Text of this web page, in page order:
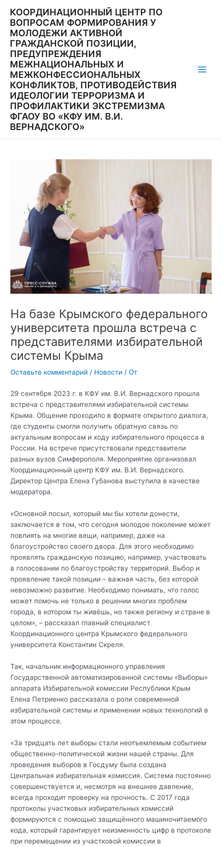
содержимому
КООРДИНАЦИОННЫЙ ЦЕНТР ПО
ВОПРОСАМ ФОРМИРОВАНИЯ У
МОЛОДЕЖИ АКТИВНОЙ
ГРАЖДАНСКОЙ ПОЗИЦИИ,
ПРЕДУПРЕЖДЕНИЯ
МЕЖНАЦИОНАЛЬНЫХ И
МЕЖКОНФЕССИОНАЛЬНЫХ
КОНФЛИКТОВ, ПРОТИВОДЕЙСТВИЯ
ИДЕОЛОГИИ ТЕРРОРИЗМА И
ПРОФИЛАКТИКИ ЭКСТРЕМИЗМА
ФГАОУ ВО «КФУ ИМ. В.И.
ВЕРНАДСКОГО»
На базе Крымского федерального
университета прошла встреча с
представителями избирательной
системы Крыма
Оставьте комментарий / Новости / От
29 сентября 2023 г. в КФУ им. В.И. Вернадского прошла
встреча с представителями избирательной системы
Крыма. Общение проходило в формате открытого диалога,
где студенты смогли получить обратную связь по
актуальным вопросам и ходу избирательного процесса в
России. На встрече присутствовали представители
разных вузов Симферополя. Мероприятие организовал
Координационный центр КФУ им. В.И. Вернадского.
Директор Центра Елена Губанова выступила в качестве
модератора.
«Основной посыл, который мы бы хотели донести,
заключается в том, что сегодня молодое поколение может
повлиять на многие вещи, например, даже на
благоустройство своего двора. Для этого необходимо
проявлять гражданскую позицию, например, участвовать
в голосовании по благоустройству территорий. Выбор и
проявление такой позиции – важная часть, без которой
невозможно развитие. Необходимо понимать, что голос
может помочь не только в решении многих проблем
города, в котором ты живёшь, но также региону и стране в
целом», – рассказал главный специалист
Координационного центра Крымского федерального
университета Константин Скреля.
Так, начальник информационного управления
Государственной автоматизированной системы «Выборы»
аппарата Избирательной комиссии Республики Крым
Елена Петриенко рассказала о роли современной
избирательной системы и применении новых технологий в
этом процессе.
«За тридцать лет выборы стали неотъемлемым событием
общественно-политической жизни нашей страны. Для
проведения выборов в Госдуму была создана
Центральная избирательная комиссия. Система постоянно
совершенствуется и, несмотря на внешнее давление,
всегда проходит проверку на прочность. С 2017 года
протоколы участковых избирательных комиссий
формируются с помощью защищённого машиночитаемого
кода, который гарантирует неизменность цифр в протоколе
при перемещении из участковой комиссии в